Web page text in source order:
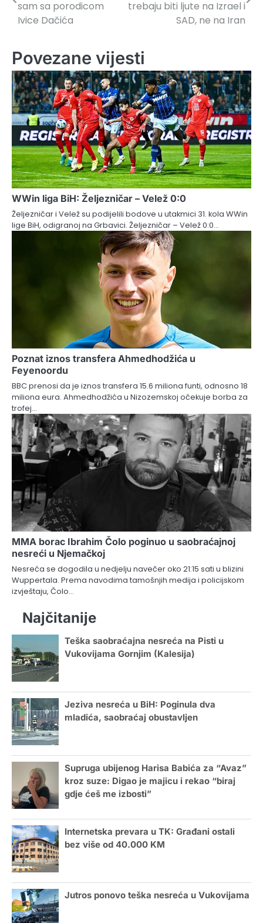
sam sa porodicom
Ivice Dačića
trebaju biti ljute na Izrael i
SAD, ne na Iran
Povezane vijesti
WWin liga BiH: Željezničar – Velež 0:0
Željezničar i Velež su podijelili bodove u utakmici 31. kola WWin
lige BiH, odigranoj na Grbavici. Željezničar – Velež 0:0…
Poznat iznos transfera Ahmedhodžića u
Feyenoordu
BBC prenosi da je iznos transfera 15.6 miliona funti, odnosno 18
miliona eura. Ahmedhodžića u Nizozemskoj očekuje borba za
trofej…
MMA borac Ibrahim Čolo poginuo u saobraćajnoj
nesreći u Njemačkoj
Nesreća se dogodila u nedjelju navečer oko 21:15 sati u blizini
Wuppertala. Prema navodima tamošnjih medija i policijskom
izvještaju, Čolo…
Najčitanije
Teška saobraćajna nesreća na Pisti u
Vukovijama Gornjim (Kalesija)
Jeziva nesreća u BiH: Poginula dva
mladića, saobraćaj obustavljen
Supruga ubijenog Harisa Babića za “Avaz”
kroz suze: Digao je majicu i rekao “biraj
gdje ćeš me izbosti”
Internetska prevara u TK: Građani ostali
bez više od 40.000 KM
Jutros ponovo teška nesreća u Vukovijama